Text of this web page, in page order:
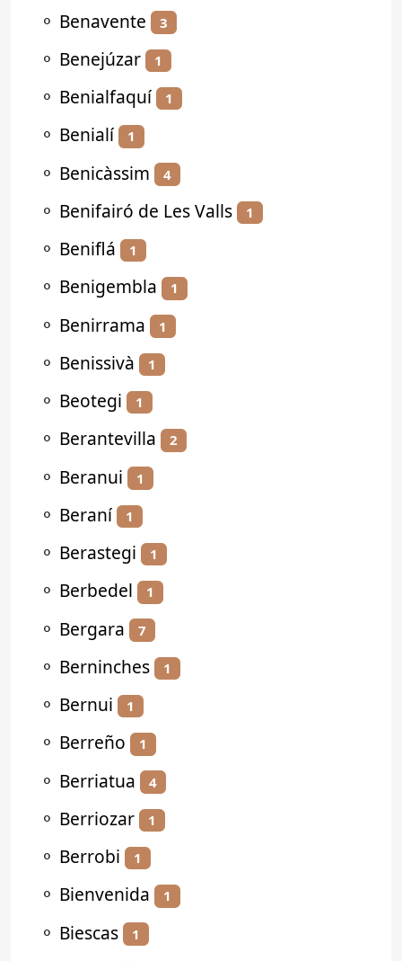
⚬ Benavente 3
⚬ Benejúzar 1
⚬ Benialfaquí 1
⚬ Benialí 1
⚬ Benicàssim 4
⚬ Benifairó de Les Valls 1
⚬ Beniflá 1
⚬ Benigembla 1
⚬ Benirrama 1
⚬ Benissivà 1
⚬ Beotegi 1
⚬ Berantevilla 2
⚬ Beranui 1
⚬ Beraní 1
⚬ Berastegi 1
⚬ Berbedel 1
⚬ Bergara 7
⚬ Berninches 1
⚬ Bernui 1
⚬ Berreño 1
⚬ Berriatua 4
⚬ Berriozar 1
⚬ Berrobi 1
⚬ Bienvenida 1
⚬ Biescas 1